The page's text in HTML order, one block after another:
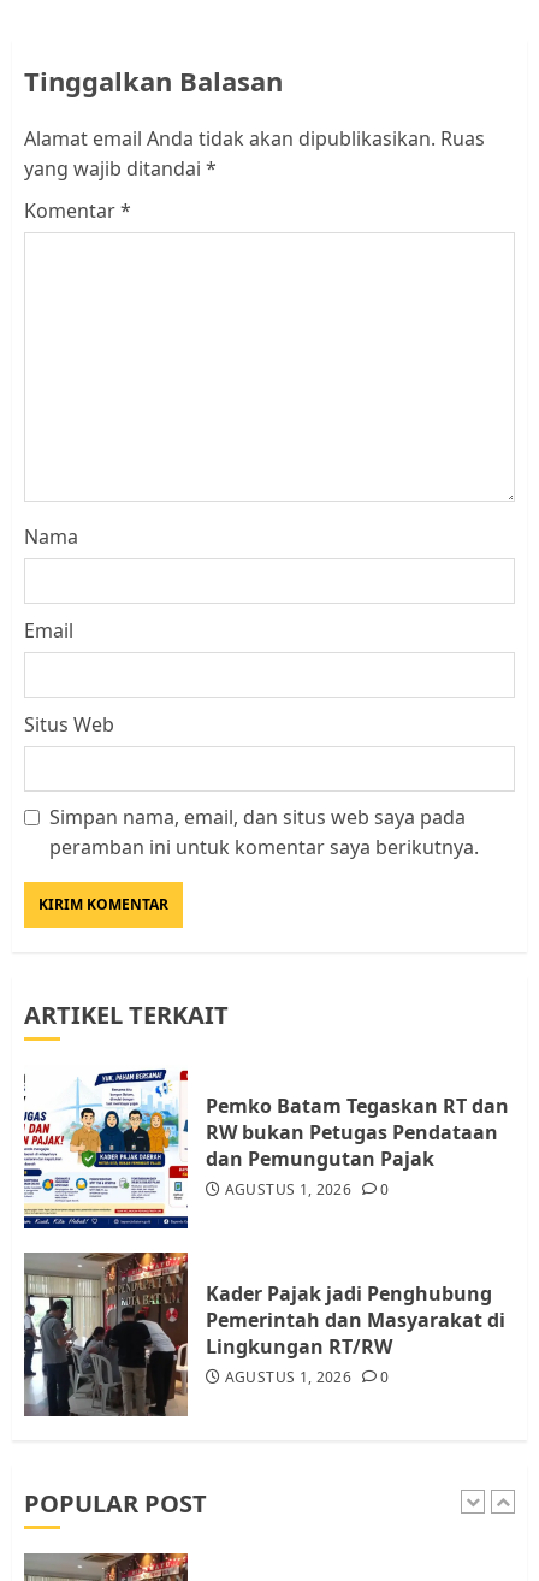
Tinggalkan Balasan
Alamat email Anda tidak akan dipublikasikan. Ruas
yang wajib ditandai *
Komentar*
Nama
Email
Situs Web
Simpan nama, email, dan situs web saya pada
peramban ini untuk komentar saya berikutnya.
ARTIKEL TERKAIT
Pemko Batam Tegaskan RT dan
RW bukan Petugas Pendataan
dan Pemungutan Pajak
AGUSTUS 1, 2026 0
Kader Pajak jadi Penghubung
Pemerintah dan Masyarakat di
Lingkungan RT/RW
AGUSTUS 1, 2026 0
POPULAR POST
Datangi Pemko Batam, Warga
4
Warga Rempang Ajukan
Resahkan Warga
JULI 17, 2026 0
5
JULI 15, 2026 0
1